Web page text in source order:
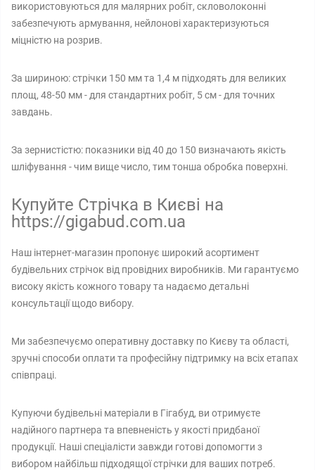
використовуються для малярних робіт, скловолоконні
забезпечують армування, нейлонові характеризуються
міцністю на розрив.
За шириною: стрічки 150 мм та 1,4 м підходять для великих
площ, 48-50 мм - для стандартних робіт, 5 см - для точних
завдань.
За зернистістю: показники від 40 до 150 визначають якість
шліфування - чим вище число, тим тонша обробка поверхні.
Купуйте Стрічка в Києві на
https://gigabud.com.ua
Наш інтернет-магазин пропонує широкий асортимент
будівельних стрічок від провідних виробників. Ми гарантуємо
високу якість кожного товару та надаємо детальні
консультації щодо вибору.
Ми забезпечуємо оперативну доставку по Києву та області,
зручні способи оплати та професійну підтримку на всіх етапах
співпраці.
Купуючи будівельні матеріали в Гігабуд, ви отримуєте
надійного партнера та впевненість у якості придбаної
продукції. Наші спеціалісти завжди готові допомогти з
вибором найбільш підходящої стрічки для ваших потреб.